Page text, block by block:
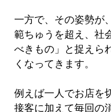
一方で、その姿勢が
範ちゅうを超え、社
べきもの」と捉えら
くなってきます。
例えば一人でお店を
接客に加えて毎回の